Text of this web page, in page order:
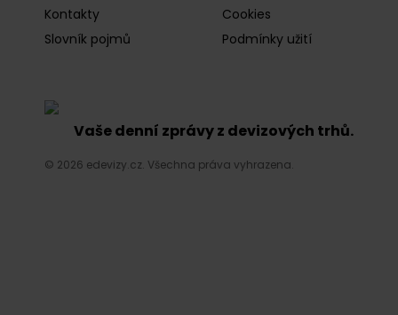
Kontakty
Cookies
Slovník pojmů
Podmínky užití
Vaše denní zprávy z devizových trhů.
© 2026 edevizy.cz. Všechna práva vyhrazena.